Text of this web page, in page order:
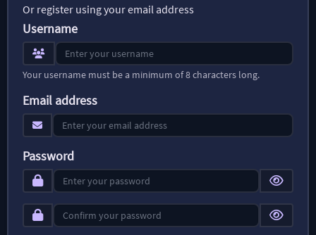
Or register using your email address
Username
Your username must be a minimum of 8 characters long.
Email address
Password